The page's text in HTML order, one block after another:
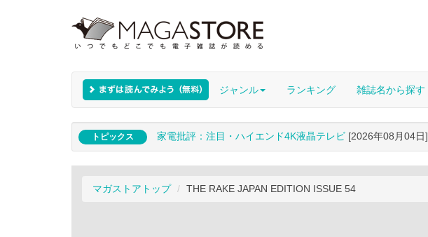
ジャンル ランキング 雑誌名から探す
トピックス 家電批評：注目・ハイエンド4K液晶テレビ [2026年08月04日]
マガストアトップ THE RAKE JAPAN EDITION ISSUE 54